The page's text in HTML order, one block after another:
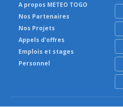
A propos METEO TOGO
Nos Partenaires
Nos Projets
Appels d'offres
Emplois et stages
Personnel